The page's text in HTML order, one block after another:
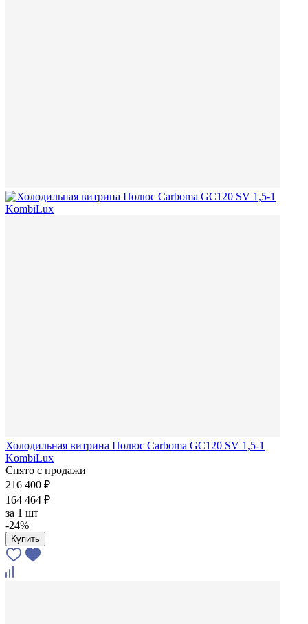
Холодильная витрина Полюс Carboma GC120 SV 1,5-1
KombiLux
Снято с продажи
216 400 ₽
164 464 ₽
за 1 шт
-24%
Купить